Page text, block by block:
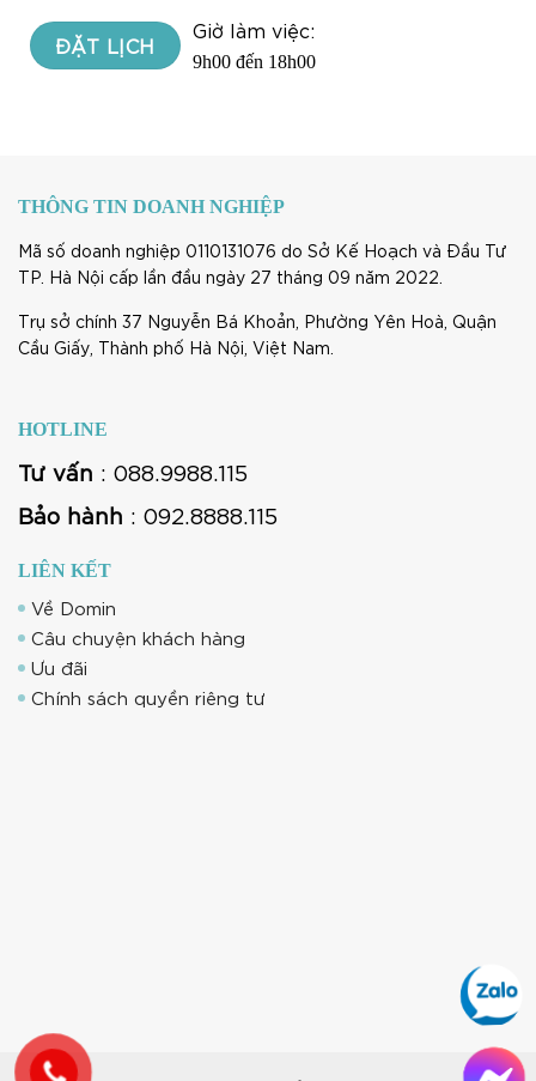
Giờ làm việc:
9h00 đến 18h00
THÔNG TIN DOANH NGHIỆP
Mã số doanh nghiệp 0110131076 do Sở Kế Hoạch và Đầu Tư
TP. Hà Nội cấp lần đầu ngày 27 tháng 09 năm 2022.
Trụ sở chính 37 Nguyễn Bá Khoản, Phường Yên Hoà, Quận
Cầu Giấy, Thành phố Hà Nội, Việt Nam.
HOTLINE
Tư vấn : 088.9988.115
Bảo hành : 092.8888.115
LIÊN KẾT
Về Domin
Câu chuyện khách hàng
Ưu đãi
Chính sách quyền riêng tư